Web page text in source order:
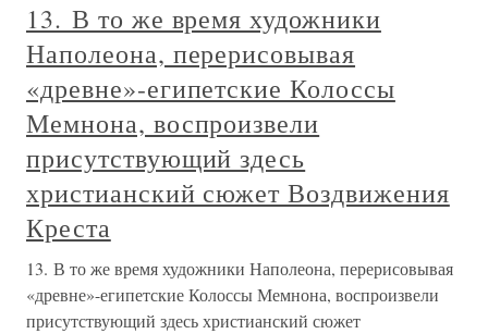
13. В то же время художники
Наполеона, перерисовывая
«древне»-египетские Колоссы
Мемнона, воспроизвели
присутствующий здесь
христианский сюжет Воздвижения
Креста
13. В то же время художники Наполеона, перерисовывая
«древне»-египетские Колоссы Мемнона, воспроизвели
присутствующий здесь христианский сюжет